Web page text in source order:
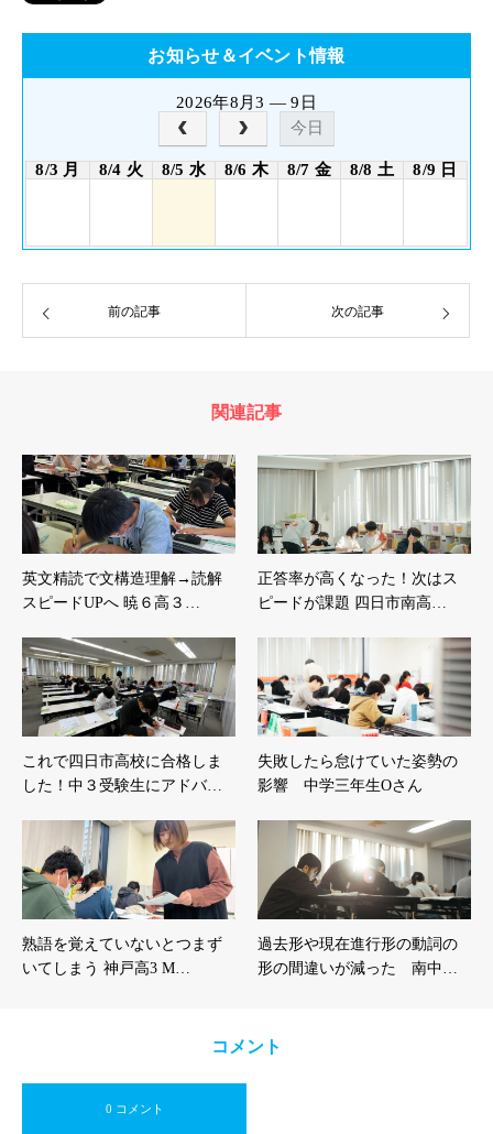
お知らせ＆イベント情報
2026年8月3 — 9日
今日
8/3 月 8/4 火 8/5 水 8/6 木 8/7 金 8/8 土 8/9 日
前の記事 次の記事
関連記事
英文精読で文構造理解→読解
スピードUPへ 暁６高３…
正答率が高くなった！次はス
ピードが課題 四日市南高…
これで四日市高校に合格しま
した！中３受験生にアドバ…
失敗したら怠けていた姿勢の
影響 中学三年生Oさん
熟語を覚えていないとつまず
いてしまう 神戸高3 M…
過去形や現在進行形の動詞の
形の間違いが減った 南中…
コメント
0 コメント